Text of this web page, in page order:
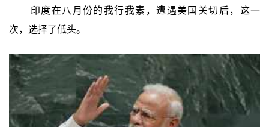
印度在八月份的我行我素，遭遇美国关切后，这一
次，选择了低头。